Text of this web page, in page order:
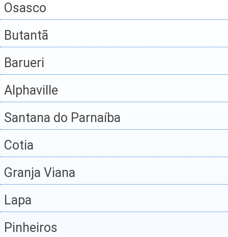
Osasco
Butantã
Barueri
Alphaville
Santana do Parnaíba
Cotia
Granja Viana
Lapa
Pinheiros